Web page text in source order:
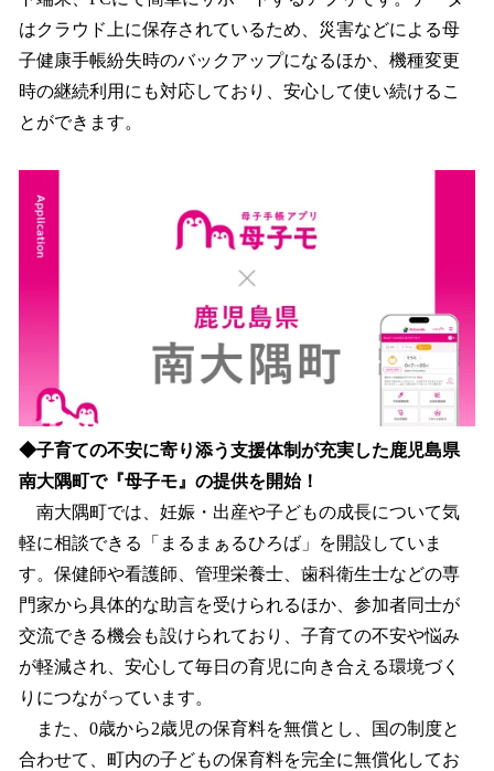
はクラウド上に保存されているため、災害などによる母
子健康手帳紛失時のバックアップになるほか、機種変更
時の継続利用にも対応しており、安心して使い続けるこ
とができます。
◆子育ての不安に寄り添う支援体制が充実した鹿児島県
南大隅町で『母子モ』の提供を開始！
南大隅町では、妊娠・出産や子どもの成長について気
軽に相談できる「まるまぁるひろば」を開設していま
す。保健師や看護師、管理栄養士、歯科衛生士などの専
門家から具体的な助言を受けられるほか、参加者同士が
交流できる機会も設けられており、子育ての不安や悩み
が軽減され、安心して毎日の育児に向き合える環境づく
りにつながっています。
また、0歳から2歳児の保育料を無償とし、国の制度と
合わせて、町内の子どもの保育料を完全に無償化してお